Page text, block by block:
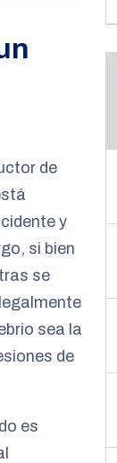
de
y
si bien
se
sea la
de
es